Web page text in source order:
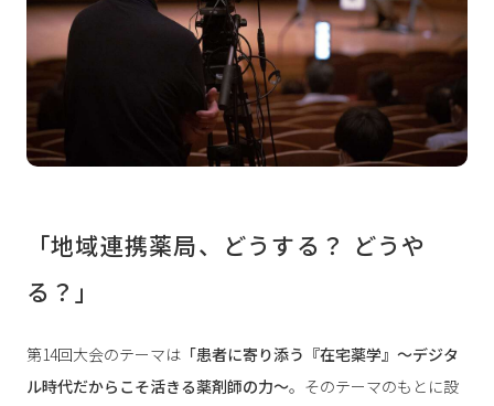
「地域連携薬局、どうする？ どうや
る？」
第14回大会のテーマは「患者に寄り添う『在宅薬学』～デジタ
ル時代だからこそ活きる薬剤師の力～。そのテーマのもとに設